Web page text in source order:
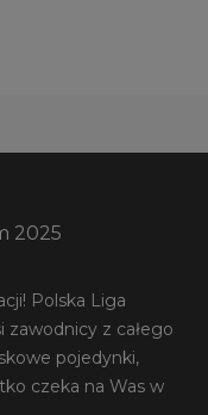
2025
Polska Liga
z całego
pojedynki,
czeka na Was w